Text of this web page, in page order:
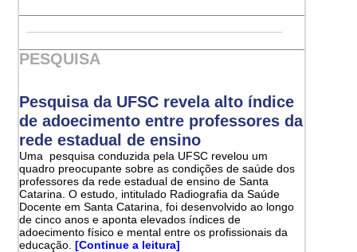
PESQUISA
Pesquisa da UFSC revela alto índice
de adoecimento entre professores da
rede estadual de ensino
Uma pesquisa conduzida pela UFSC revelou um
quadro preocupante sobre as condições de saúde dos
professores da rede estadual de ensino de Santa
Catarina. O estudo, intitulado Radiografia da Saúde
Docente em Santa Catarina, foi desenvolvido ao longo
de cinco anos e aponta elevados índices de
adoecimento físico e mental entre os profissionais da
educação. [Continue a leitura]